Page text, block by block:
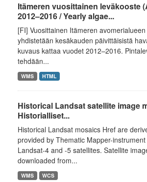
Itämeren vuosittainen leväkooste
2012–2016 / Yearly algae...
[FI] Vuosittainen Itämeren
yhdistetään kesäkauden päivittäisistä
kuvaus kattaa vuodet 2012–2016.
tehdään...
WMS HTML
Historical Landsat satellite image
Historialliset...
Historical Landsat mosaics Href are
provided by Thematic Mapper-
Landsat-4 and -5 satellites. Satellite
downloaded from...
WMS WCS